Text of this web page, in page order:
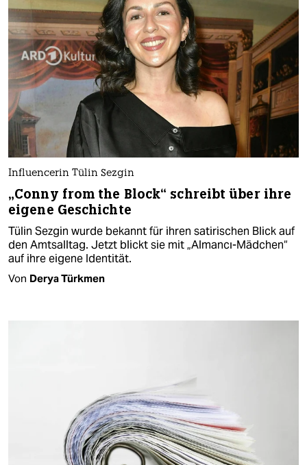
Influencerin Tülin Sezgin
„Conny from the Block“ schreibt über ihre
eigene Geschichte
Tülin Sezgin wurde bekannt für ihren satirischen Blick auf
den Amtsalltag. Jetzt blickt sie mit „Almancı-Mädchen“
auf ihre eigene Identität.
Von Derya Türkmen